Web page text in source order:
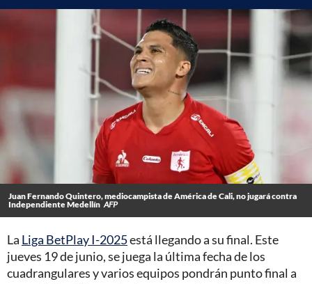
Juan Fernando Quintero, mediocampista de América de Cali, no jugará contra
Independiente Medellín AFP
La Liga BetPlay I-2025está llegando a su final. Este
jueves 19 de junio, se juega la última fecha de los
cuadrangulares y varios equipos pondrán punto final a